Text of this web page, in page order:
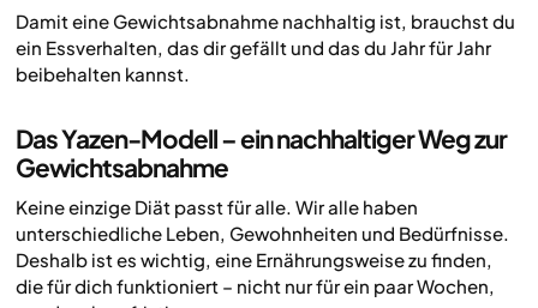
Damit eine Gewichtsabnahme nachhaltig ist, brauchst du
ein Essverhalten, das dir gefällt und das du Jahr für Jahr
beibehalten kannst.
Das Yazen-Modell – ein nachhaltiger Weg zur
Gewichtsabnahme
Keine einzige Diät passt für alle. Wir alle haben
unterschiedliche Leben, Gewohnheiten und Bedürfnisse.
Deshalb ist es wichtig, eine Ernährungsweise zu finden,
die für dich funktioniert – nicht nur für ein paar Wochen,